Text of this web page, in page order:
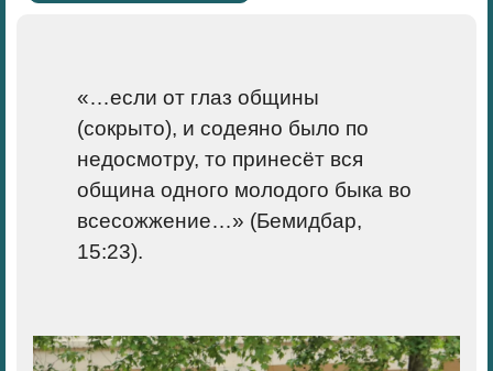
«…если от глаз общины
(сокрыто), и содеяно было по
недосмотру, то принесёт вся
община одного молодого быка во
всесожжение…» (Бемидбар,
15:23).